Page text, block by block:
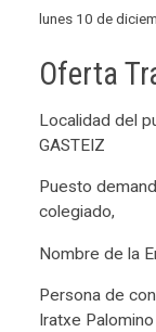
lunes 10 de
Oferta
Localidad del
GASTEIZ
Puesto
colegiado,
Nombre de la
Persona de
Iratxe Palomino